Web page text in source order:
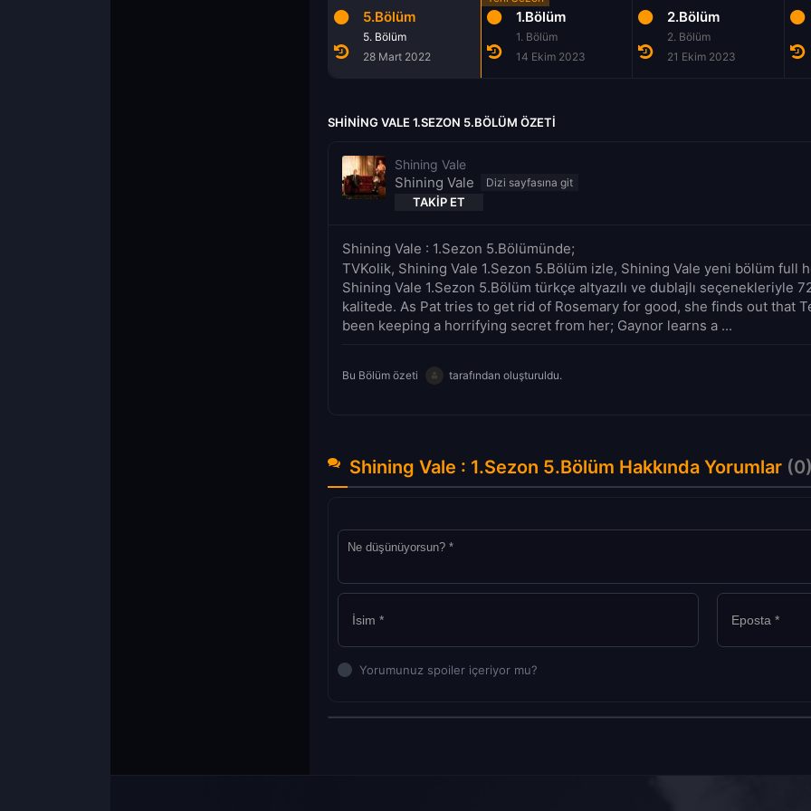
5.Bölüm
5. Bölüm
28 Mart 2022
1.Bölüm
1. Bölüm
14 Ekim 2023
2.Bölüm
2. Bölüm
21 Ekim 2023
SHINING VALE 1.SEZON 5.BÖLÜM ÖZETI
Shining Vale
Shining Vale
TAKIP ET
Shining Vale : 1.Sezon 5.Bölümünde;
TVKolik, Shining Vale 1.Sezon 5.Bölüm izle, Shining Vale yeni bölüm full
Shining Vale 1.Sezon 5.Bölüm türkçe altyazılı ve dublajlı seçenekleriyle
kalitede. As Pat tries to get rid of Rosemary for good, she finds out that
been keeping a horrifying secret from her; Gaynor learns a ...
Bu Bölüm özeti tarafından oluşturuldu.
Shining Vale : 1.Sezon 5.Bölüm Hakkında Yorumlar
Yorumunuz spoiler içeriyor mu?